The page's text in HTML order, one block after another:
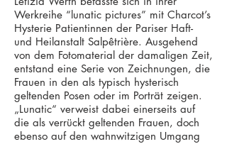
Werkreihe “lunatic pictures” mit Charcot’s
Hysterie Patientinnen der Pariser Haft-
und Heilanstalt Salpêtrière. Ausgehend
von dem Fotomaterial der damaligen Zeit,
ent­stand eine Serie von Zeichnungen, die
Frauen in den als typisch hyster­isch
geltenden Posen oder im Porträt zeigen.
„Lunatic“ verweist dabei einerseits auf
die als verrückt geltenden Frauen, doch
ebenso auf den wahnwitzigen Umgang